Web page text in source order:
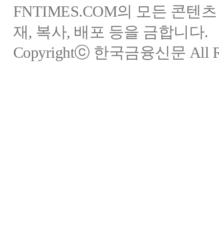
FNTIMES.COM의 모든 콘텐
재, 복사, 배포 등을 금합니다.
Copyrightⓒ 한국금융신문 All